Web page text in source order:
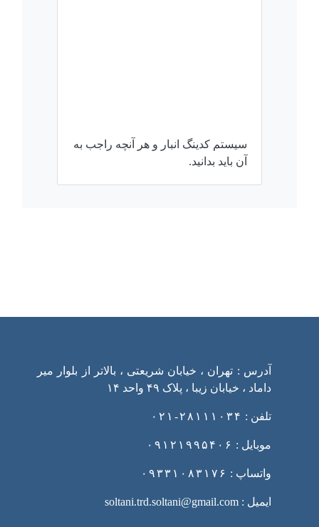
سیستم کدینگ انبار و هر آنچه راجب به
آن باید بدانید.
آدرس : تهران ، خیابان شریعتی ، بالاتر از بلوار میر
داماد ، خیابان زیبا ، پلاک ۴۹ واحد ۱۴
تلفن : ۲۸۱۱۱۰۳۴-۰۲۱
موبایل : ۰۹۱۲۱۹۹۵۴۰۶
واتساپ : ۰۹۳۳۱۰۸۳۱۷۶
ایمیل : soltani.trd.soltani@gmail.com